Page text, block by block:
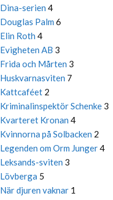
Dina-serien 4
Douglas Palm 6
Elin Roth 4
Evigheten AB 3
Frida och Mårten 3
Huskvarnasviten 7
Kattcaféet 2
Kriminalinspektör Schenke 3
Kvarteret Kronan 4
Kvinnorna på Solbacken 2
Legenden om Orm Junger4
Leksands-sviten 3
Lövberga 5
När djuren vaknar 1